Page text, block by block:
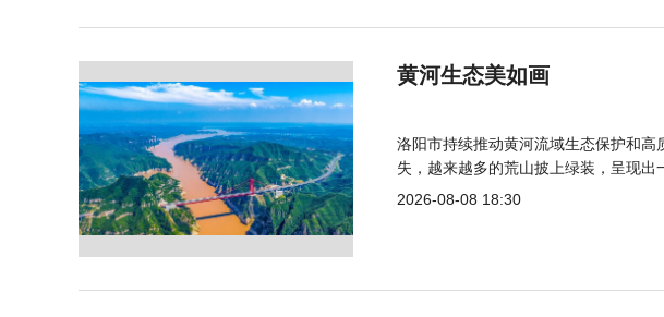
黄河生态美如画
洛阳市持续推动黄河流域生态保护和
失，越来越多的荒山披上绿装，呈现
2026-08-08 18:30